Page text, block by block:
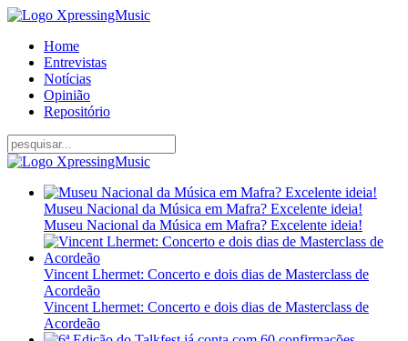
Home
Entrevistas
Notícias
Opinião
Repositório
Museu Nacional da Música em Mafra? Excelente ideia!
Museu Nacional da Música em Mafra? Excelente ideia!
Vincent Lhermet: Concerto e dois dias de Masterclass de
Acordeão
Vincent Lhermet: Concerto e dois dias de Masterclass de
Acordeão